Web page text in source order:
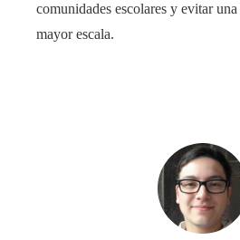
comunidades escolares y evitar
mayor escala.